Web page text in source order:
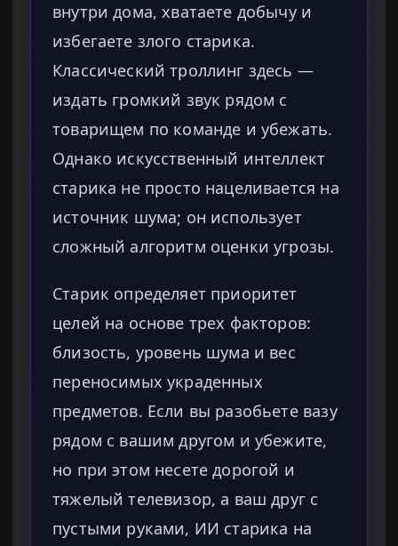
внутри дома, хватаете добычу и
избегаете злого старика.
Классический троллинг здесь —
издать громкий звук рядом с
товарищем по команде и убежать.
Однако искусственный интеллект
старика не просто нацеливается на
источник шума; он использует
сложный алгоритм оценки угрозы.
Старик определяет приоритет
целей на основе трех факторов:
близость, уровень шума и вес
переносимых украденных
предметов. Если вы разобьете вазу
рядом с вашим другом и убежите,
но при этом несете дорогой и
тяжелый телевизор, а ваш друг с
пустыми руками, ИИ старика на